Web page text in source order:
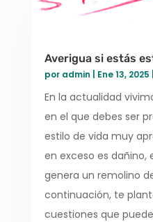
Averigua si estás
por admin Ene 13, 2025
En la actualidad
en el que debes ser
estilo de vida muy
en exceso es dañino,
genera un remolino
continuación, te
cuestiones que